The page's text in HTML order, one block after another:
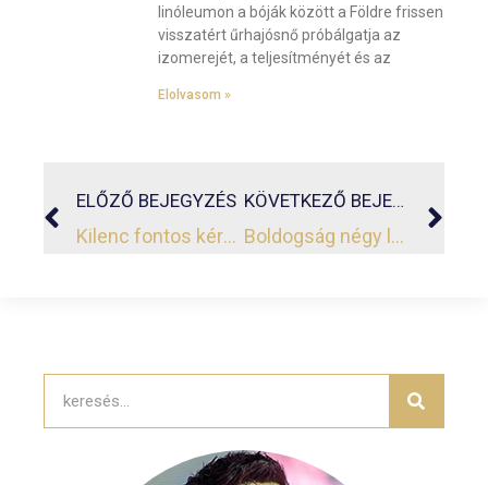
linóleumon a bóják között a Földre frissen
visszatért űrhajósnő próbálgatja az
izomerejét, a teljesítményét és az
Elolvasom »
ELŐZŐ BEJEGYZÉS
Kilenc fontos kérdés, ha döntened kell
KÖVETKEZŐ BEJEGYZÉS
Boldogság négy lépésben: használd az ABCD-modellt!